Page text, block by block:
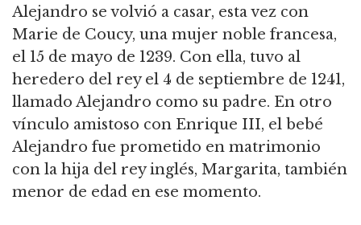
Alejandro se volvió a casar, esta vez con
Marie de Coucy, una mujer noble francesa,
el 15 de mayo de 1239. Con ella, tuvo al
heredero del rey el 4 de septiembre de 1241,
llamado Alejandro como su padre. En otro
vínculo amistoso con Enrique III, el bebé
Alejandro fue prometido en matrimonio
con la hija del rey inglés, Margarita, también
menor de edad en ese momento.